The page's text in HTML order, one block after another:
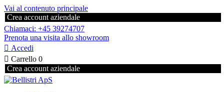
Vai al contenuto principale
Crea account aziendale
Chiamaci: +45 39274707
Prenota una visita allo showroom
 Accedi
 Carrello 0
Crea account aziendale